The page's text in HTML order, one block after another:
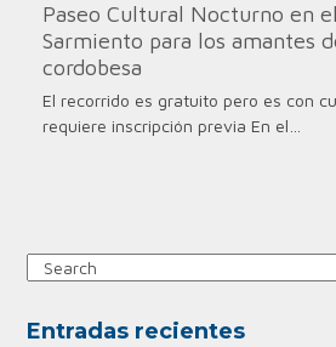
Paseo Cultural Nocturno en
Sarmiento para los amantes
cordobesa
El recorrido es gratuito pero es con
requiere inscripción previa En el…
Search
Entradas recientes